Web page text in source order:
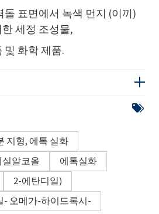
돌 표면에서 녹색 먼지 (이끼)
세정 조성물,
및 화학 제품.
지형, 에톡 실화
알코올
에톡실화
2-에탄디일)
- 오메가-하이드록시-